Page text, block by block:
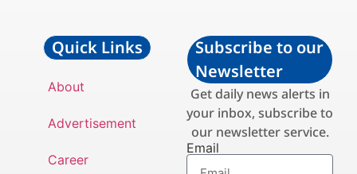
Quick Links
About
Advertisement
Career
Subscribe to our
Newsletter
Get daily news alerts in
your inbox, subscribe to
our newsletter service.
Email